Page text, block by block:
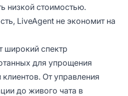
низкой стоимостью.
LiveAgent не экономит на
широкий спектр
для упрощения
От управления
до живого чата в